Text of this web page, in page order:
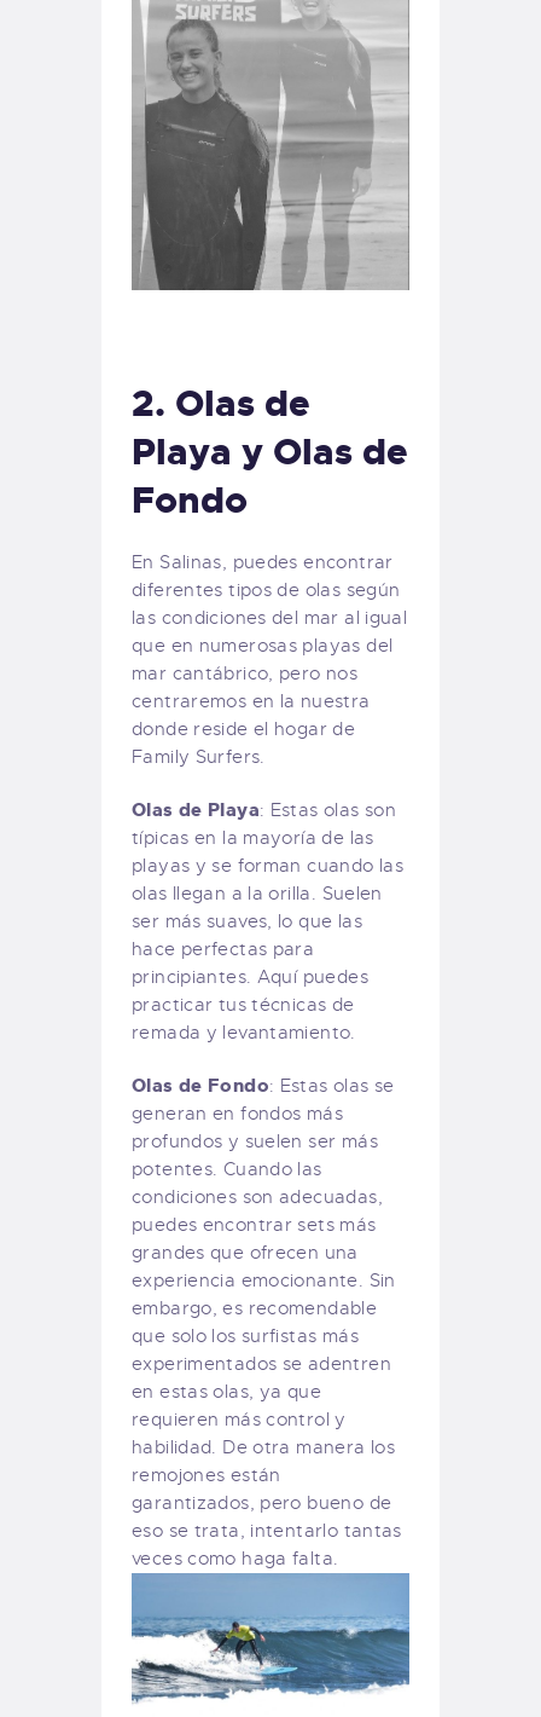
2. Olas de
Playa y Olas de
Fondo
En Salinas, puedes encontrar
diferentes tipos de olas según
las condiciones del mar al igual
que en numerosas playas del
mar cantábrico, pero nos
centraremos en la nuestra
donde reside el hogar de
Family Surfers.
Olas de Playa: Estas olas son
típicas en la mayoría de las
playas y se forman cuando las
olas llegan a la orilla. Suelen
ser más suaves, lo que las
hace perfectas para
principiantes. Aquí puedes
practicar tus técnicas de
remada y levantamiento.
Olas de Fondo: Estas olas se
generan en fondos más
profundos y suelen ser más
potentes. Cuando las
condiciones son adecuadas,
puedes encontrar sets más
grandes que ofrecen una
experiencia emocionante. Sin
embargo, es recomendable
que solo los surfistas más
experimentados se adentren
en estas olas, ya que
requieren más control y
habilidad. De otra manera los
remojones están
garantizados, pero bueno de
eso se trata, intentarlo tantas
veces como haga falta.